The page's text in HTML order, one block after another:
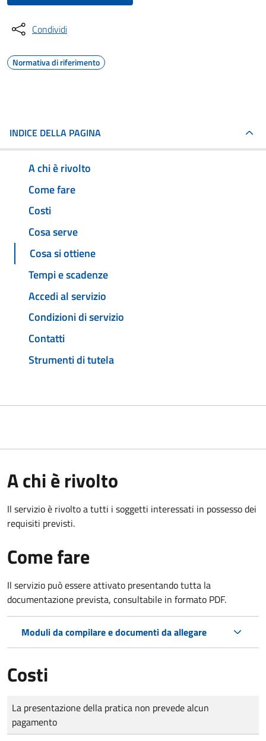
Condividi
Normativa di riferimento
INDICE DELLA PAGINA
A chi è rivolto
Come fare
Costi
Cosa serve
Cosa si ottiene
Tempi e scadenze
Accedi al servizio
Condizioni di servizio
Contatti
Strumenti di tutela
A chi è rivolto
Il servizio è rivolto a tutti i soggetti interessati in possesso dei
requisiti previsti.
Come fare
Il servizio può essere attivato presentando tutta la
documentazione prevista, consultabile in formato PDF.
Moduli da compilare e documenti da allegare
Costi
Tipo di pagamento
Importo
La presentazione della pratica non prevede alcun
pagamento